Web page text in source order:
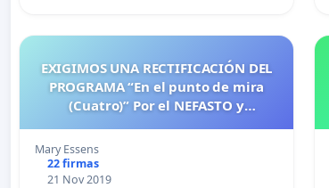
EXIGIMOS UNA RECTIFICACIÓN DEL
PROGRAMA “En el punto de mira
(Cuatro)” Por el NEFASTO y
Mary Essens
22 firmas
21 Nov 2019